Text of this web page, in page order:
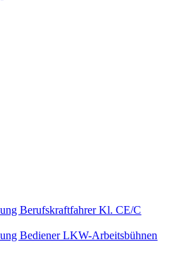
Berufskraftfahrer Kl. CE/C
Bediener LKW-Arbeitsbühnen